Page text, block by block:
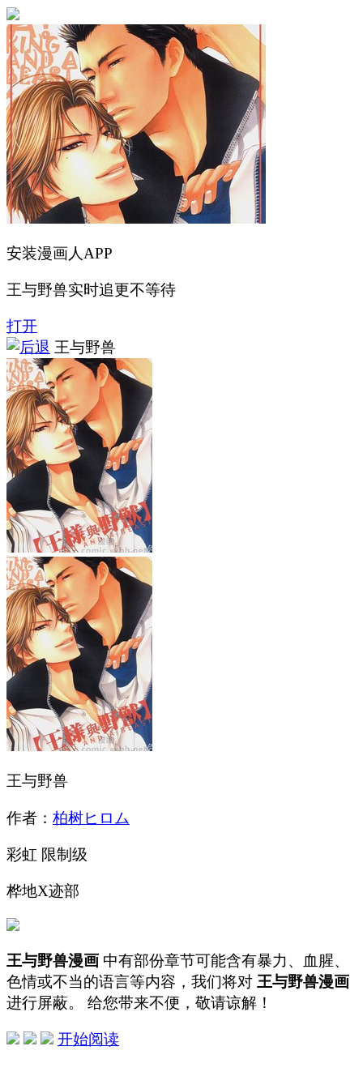
安装漫画人APP
王与野兽实时追更不等待
打开
王与野兽
王与野兽
作者： 柏树ヒロム
彩虹 限制级
桦地X迹部
王与野兽漫画 中有部份章节可能含有暴力、血腥、
色情或不当的语言等内容，我们将对 王与野兽漫画
进行屏蔽。 给您带来不便，敬请谅解！
开始阅读